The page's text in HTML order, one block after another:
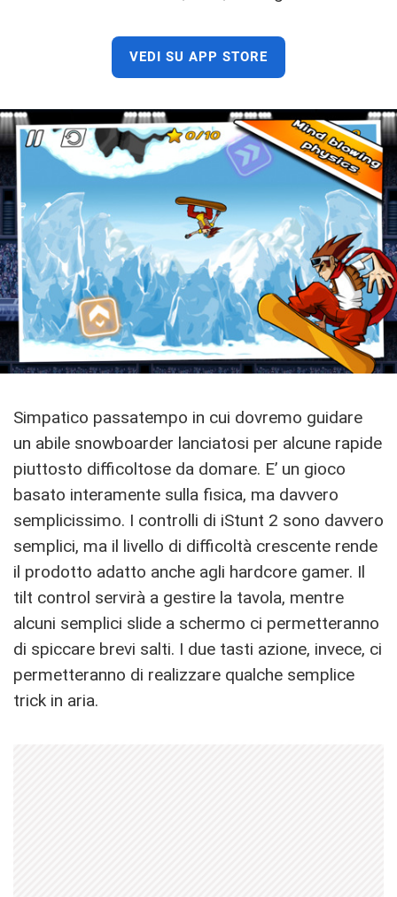
VEDI SU APP STORE
Simpatico passatempo in cui dovremo guidare
un abile snowboarder lanciatosi per alcune rapide
piuttosto difficoltose da domare. E’ un gioco
basato interamente sulla fisica, ma davvero
semplicissimo. I controlli di iStunt 2 sono davvero
semplici, ma il livello di difficoltà crescente rende
il prodotto adatto anche agli hardcore gamer. Il
tilt control servirà a gestire la tavola, mentre
alcuni semplici slide a schermo ci permetteranno
di spiccare brevi salti. I due tasti azione, invece, ci
permetteranno di realizzare qualche semplice
trick in aria.